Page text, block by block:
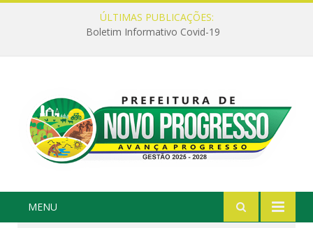
ÚLTIMAS PUBLICAÇÕES:
Boletim Informativo Covid-19
MENU